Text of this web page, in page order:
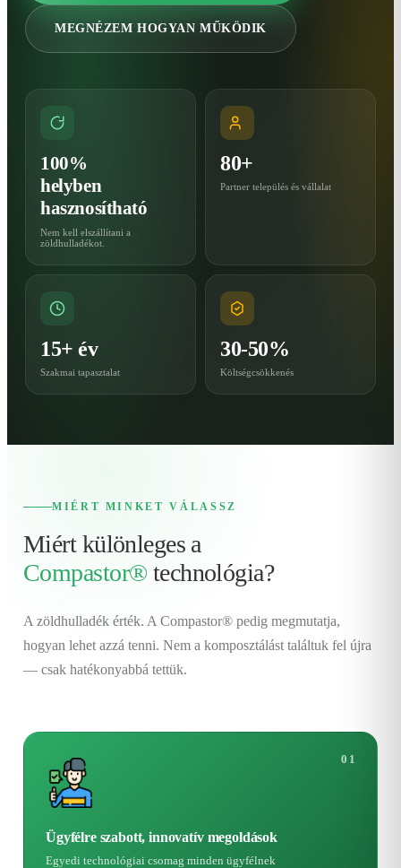
MEGNÉZEM HOGYAN MŰKÖDIK
100%
helyben
hasznosítható
Nem kell elszállítani a
zöldhulladékot.
80+
Partner település és vállalat
15+ év
Szakmai tapasztalat
30-50%
Költségcsökkenés
MIÉRT MINKET VÁLASSZ
Miért különleges a
Compastor® technológia?
A zöldhulladék érték. A Compastor® pedig megmutatja,
hogyan lehet azzá tenni. Nem a komposztálást találtuk fel újra
— csak hatékonyabbá tettük.
01
Ügyfélre szabott, innovatív megoldások
Egyedi technológiai csomag minden ügyfélnek